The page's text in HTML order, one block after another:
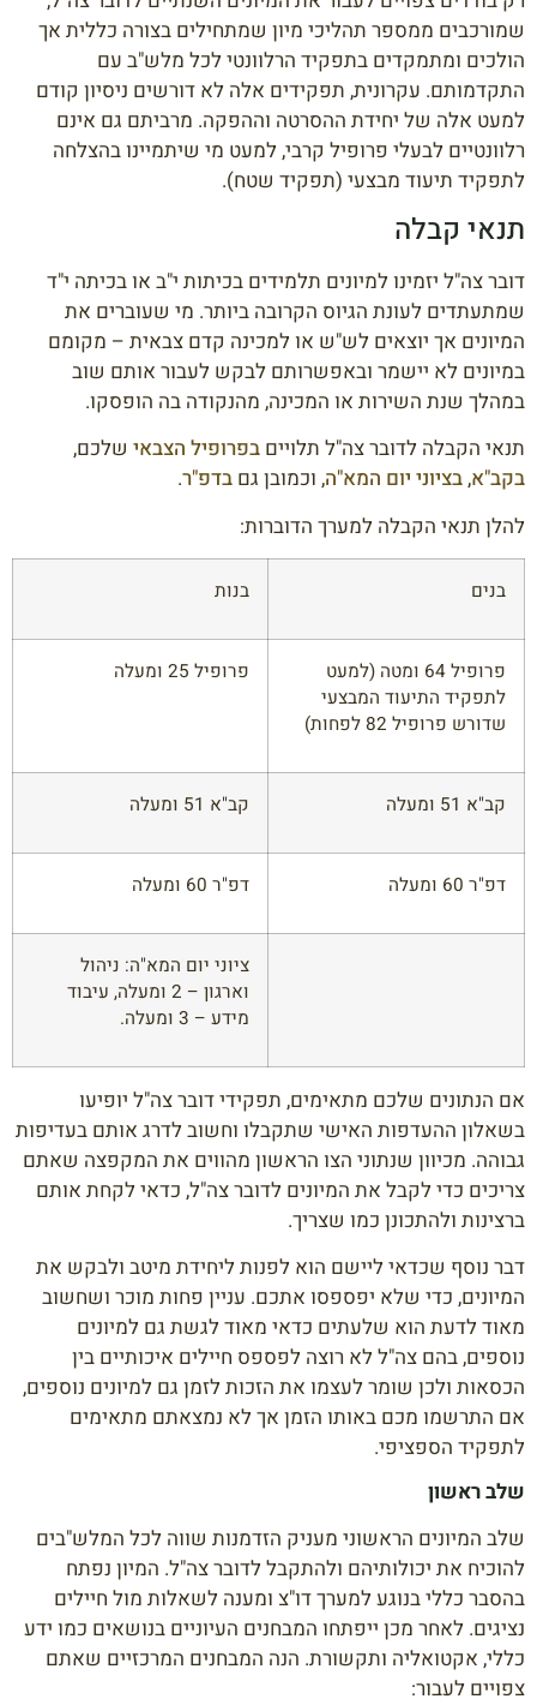
שמורכבים ממספר תהליכי מיון שמתחילים בצורה כללית אך
הולכים ומתמקדים בתפקיד הרלוונטי לכל מלש"ב עם
התקדמותם. עקרונית, תפקידים אלה לא דורשים ניסיון קודם
למעט אלה של יחידת ההסרטה וההפקה. מרביתם גם אינם
רלוונטיים לבעלי פרופיל קרבי, למעט מי שיתמיינו בהצלחה
לתפקיד תיעוד מבצעי (תפקיד שטח).
תנאי קבלה
דובר צה"ל יזמינו למיונים תלמידים בכיתות י"ב או בכיתה י"ד
שמתעתדים לעונת הגיוס הקרובה ביותר. מי שעוברים את
המיונים אך יוצאים לש"ש או למכינה קדם צבאית – מקומם
במיונים לא יישמר ובאפשרותם לבקש לעבור אותם שוב
במהלך שנת השירות או המכינה, מהנקודה בה הופסקו.
תנאי הקבלה לדובר צה"ל תלויים בפרופיל הצבאי שלכם,
בקב"א,בציוני יום המא"ה, וכמובן גם בדפ"ר.
להלן תנאי הקבלה למערך הדוברות:
בנים בנות
פרופיל 64 ומטה (למעט
לתפקיד התיעוד המבצעי
שדורש פרופיל 82 לפחות)
פרופיל 25 ומעלה
קב"א 51 ומעלה קב"א 51 ומעלה
דפ"ר 60 ומעלה דפ"ר 60 ומעלה
ציוני יום המא"ה: ניהול
וארגון – 2 ומעלה, עיבוד
מידע – 3 ומעלה.
אם הנתונים שלכם מתאימים, תפקידי דובר צה"ל יופיעו
בשאלון ההעדפות האישי שתקבלו וחשוב לדרג אותם בעדיפות
גבוהה. מכיוון שנתוני הצו הראשון מהווים את המקפצה שאתם
צריכים כדי לקבל את המיונים לדובר צה"ל, כדאי לקחת אותם
ברצינות ולהתכונן כמו שצריך.
דבר נוסף שכדאי ליישם הוא לפנות ליחידת מיטב ולבקש את
המיונים, כדי שלא יפספסו אתכם. עניין פחות מוכר ושחשוב
מאוד לדעת הוא שלעתים כדאי מאוד לגשת גם למיונים
נוספים, בהם צה"ל לא רוצה לפספס חיילים איכותיים בין
הכסאות ולכן שומר לעצמו את הזכות לזמן גם למיונים נוספים,
אם התרשמו מכם באותו הזמן אך לא נמצאתם מתאימים
לתפקיד הספציפי.
שלב ראשון
שלב המיונים הראשוני מעניק הזדמנות שווה לכל המלש"בים
להוכיח את יכולותיהם ולהתקבל לדובר צה"ל. המיון נפתח
בהסבר כללי בנוגע למערך דו"צ ומענה לשאלות מול חיילים
נציגים. לאחר מכן ייפתחו המבחנים העיוניים בנושאים כמו ידע
כללי, אקטואליה ותקשורת. הנה המבחנים המרכזיים שאתם
צפויים לעבור: